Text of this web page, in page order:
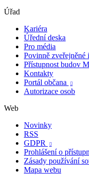
Úřad
Kariéra
Úřední deska
Pro média
Povinně zveřejněné
Přístupnost budov
Kontakty
Portál občana

Autorizace osob
Web
Novinky
RSS
GDPR

Prohlášení o
Zásady používání
Mapa webu